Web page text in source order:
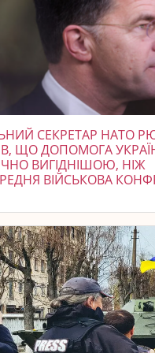
СЕКРЕТАР НАТО
ЩО ДОПОМОГА
ВИГІДНІШОЮ, НІЖ
ВІЙСЬКОВА